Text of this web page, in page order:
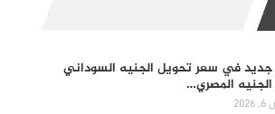
جديد في سعر تحويل الجنيه السوداني
المصري…